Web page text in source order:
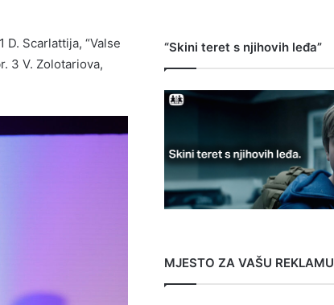
D. Scarlattija, “Valse
3 V. Zolotariova,
“Skini teret s njihovih leđa”
MJESTO ZA VAŠU REKLAMU